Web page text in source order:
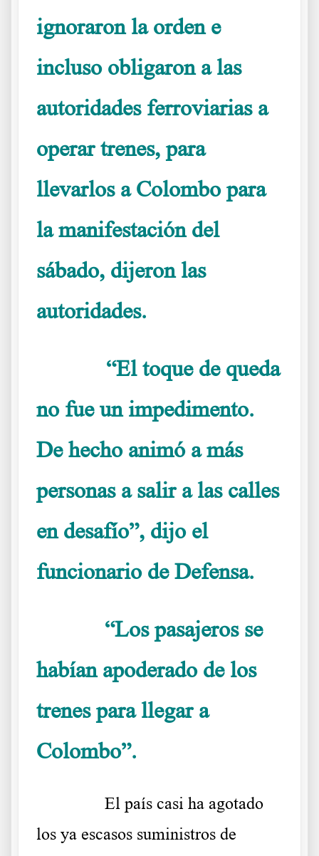
ignoraron la orden e
incluso obligaron a las
autoridades ferroviarias a
operar trenes, para
llevarlos a Colombo para
la manifestación del
sábado, dijeron las
autoridades.
“El toque de queda
no fue un impedimento.
De hecho animó a más
personas a salir a las calles
en desafío”, dijo el
funcionario de Defensa.
“Los pasajeros se
habían apoderado de los
trenes para llegar a
Colombo”.
El país casi ha agotado
los ya escasos suministros de